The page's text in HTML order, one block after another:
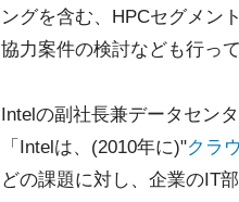
ングを含む、HPCセグメン
協力案件の検討なども行って
Intelの副社長兼データセン
「Intelは、(2010年に)"クラ
どの課題に対し、企業のIT